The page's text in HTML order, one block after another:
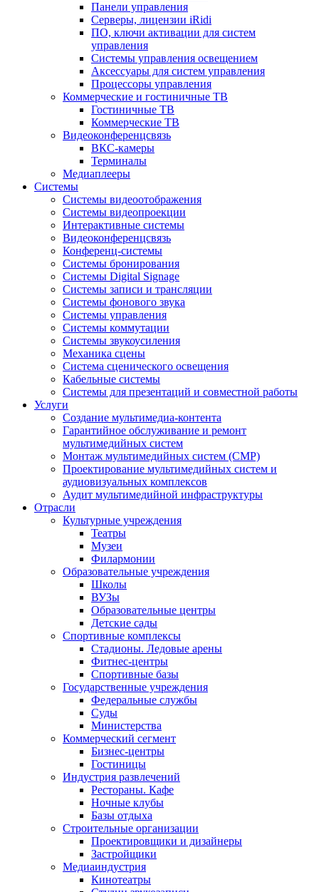
Панели управления
Серверы, лицензии iRidi
ПО, ключи активации для систем
управления
Системы управления освещением
Аксессуары для систем управления
Процессоры управления
Коммерческие и гостиничные ТВ
Гостиничные ТВ
Коммерческие ТВ
Видеоконференцсвязь
ВКС-камеры
Терминалы
Медиаплееры
Системы
Системы видеоотображения
Системы видеопроекции
Интерактивные системы
Видеоконференцсвязь
Конференц-системы
Системы бронирования
Системы Digital Signage
Системы записи и трансляции
Системы фонового звука
Системы управления
Системы коммутации
Системы звукоусиления
Механика сцены
Система сценического освещения
Кабельные системы
Системы для презентаций и совместной работы
Услуги
Создание мультимедиа-контента
Гарантийное обслуживание и ремонт
мультимедийных систем
Монтаж мультимедийных систем (СМР)
Проектирование мультимедийных систем и
аудиовизуальных комплексов
Аудит мультимедийной инфраструктуры
Отрасли
Культурные учреждения
Театры
Музеи
Филармонии
Образовательные учреждения
Школы
ВУЗы
Образовательные центры
Детские сады
Спортивные комплексы
Стадионы. Ледовые арены
Фитнес-центры
Спортивные базы
Государственные учреждения
Федеральные службы
Суды
Министерства
Коммерческий сегмент
Бизнес-центры
Гостиницы
Индустрия развлечений
Рестораны. Кафе
Ночные клубы
Базы отдыха
Строительные организации
Проектировщики и дизайнеры
Застройщики
Медиаиндустрия
Кинотеатры